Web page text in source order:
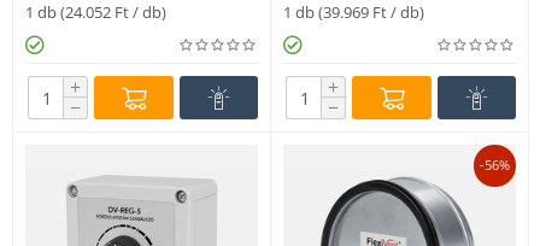
1 db (24.052 Ft/ db)
+
−
1 db (39.969 Ft/ db)
+
−
-56%